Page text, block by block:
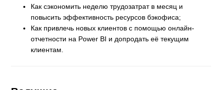
Как сэкономить неделю трудозатрат в месяц и
повысить эффективность ресурсов бэкофиса;
Как привлечь новых клиентов с помощью онлайн-
отчетности на Power BI и допродать её текущим
клиентам.